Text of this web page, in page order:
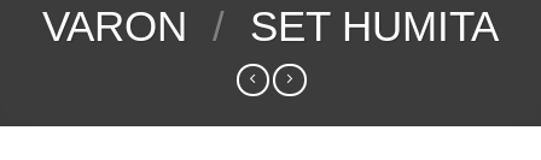
VARON / SET HUMITA